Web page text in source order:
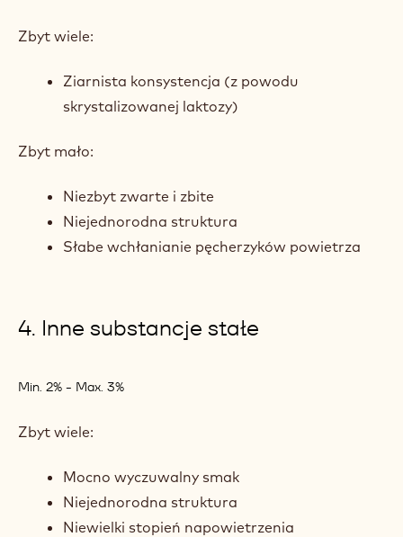
Zbyt wiele:
Ziarnista konsystencja (z powodu
skrystalizowanej laktozy)
Zbyt mało:
Niezbyt zwarte i zbite
Niejednorodna struktura
Słabe wchłanianie pęcherzyków powietrza
4. Inne substancje stałe
Min. 2% - Max. 3%
Zbyt wiele:
Mocno wyczuwalny smak
Niejednorodna struktura
Niewielki stopień napowietrzenia